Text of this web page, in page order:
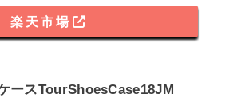
楽天市場
ースTourShoesCase18JM